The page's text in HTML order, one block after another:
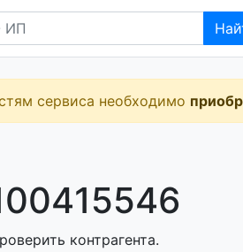
сервиса необходимо
контрагента.